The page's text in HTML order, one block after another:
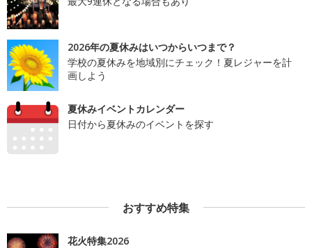
2026年の夏休みはいつからいつまで？
学校の夏休みを地域別にチェック！夏レジャーを計
画しよう
夏休みイベントカレンダー
日付から夏休みのイベントを探す
おすすめ特集
花火特集2026